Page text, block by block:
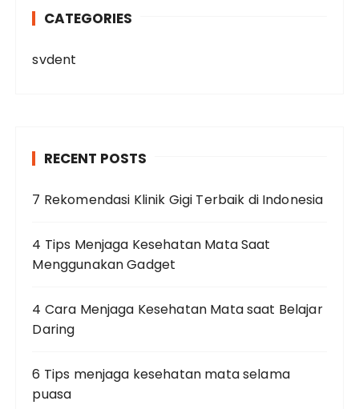
CATEGORIES
svdent
RECENT POSTS
7 Rekomendasi Klinik Gigi Terbaik di Indonesia
4 Tips Menjaga Kesehatan Mata Saat
Menggunakan Gadget
4 Cara Menjaga Kesehatan Mata saat Belajar
Daring
6 Tips menjaga kesehatan mata selama
puasa